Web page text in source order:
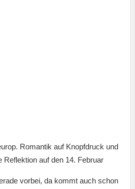
Romantik auf Knopfdruck und
Reflektion auf den 14. Februar
vorbei, da kommt auch schon